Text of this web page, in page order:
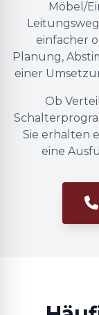
Möbel/
einfacher
Planung,
einer
Ob
Sie erhalten
eine